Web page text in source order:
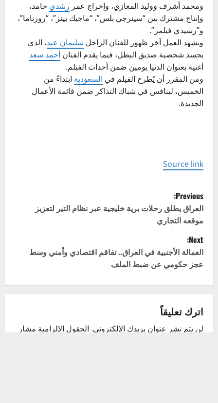
ومحمد أشرف ووليد المغازي، وإخراج عمر رشدي حامد،
وإنتاج مشترك بين “سينرجي بلس”، “ماجيك بينز”، “روزناما”،
و”رشيدي فيلمز”.
ويشهد العمل آخر ظهور للفنان الراحل سليمان عيد، الذي
يجسد شخصية صديق البطل، فيما يقدم الفنان أحمد سعد
أغنية بعنوان الدنيا يومين ضمن أحداث الفيلم.
ومن المقرر أن يُطرح الفيلم في السعودية ابتداءً من
الخميس، لينافس في شباك التذاكر ضمن قائمة الأعمال
الجديدة.
Source link
P
o
s
t
n
v
i
Previous:
العراق يطلق رحلات برية خليجية عبر نظام التير لتعزيز
موقعه التجاري
Next:
العمالة الأجنبية في العراق.. تفاقم اقتصادي وأمني وسط
عجز حكومي عن ضبط الملف
اترك تعليقاً
لن يتم نشر عنوان بريدك الإلكتروني. الحقول الإلزامية مشار